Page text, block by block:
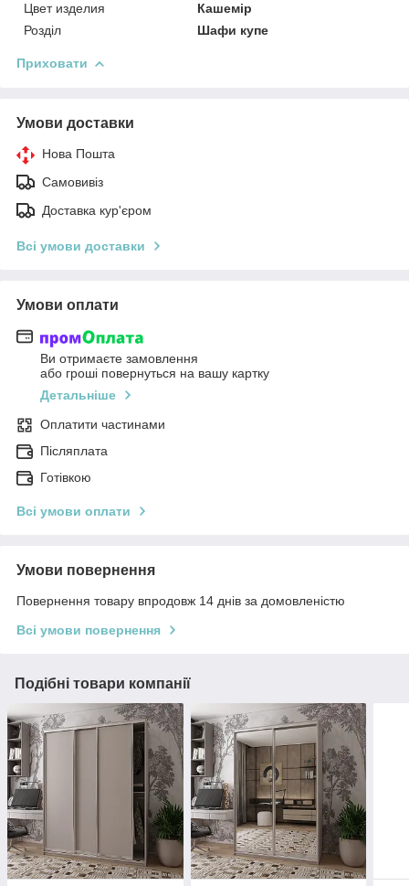
Цвет изделия
Кашемір
Розділ
Шафи купе
Приховати
Умови доставки
Нова Пошта
Самовивіз
Доставка кур'єром
Всі умови доставки
Умови оплати
Ви отримаєте замовлення
або гроші повернуться на вашу картку
Детальніше
Оплатити частинами
Післяплата
Готівкою
Всі умови оплати
Умови повернення
Повернення товару впродовж 14 днів за домовленістю
Всі умови повернення
Подібні товари компанії